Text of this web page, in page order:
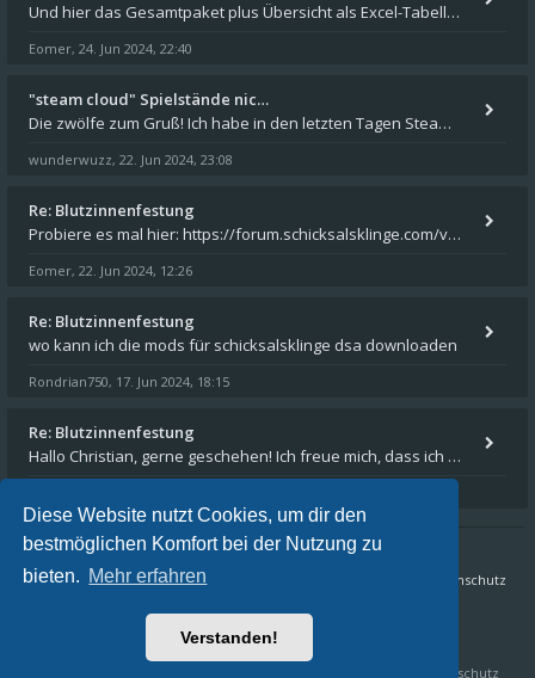
Diese Website nutzt Cookies, um dir den
bestmöglichen Komfort bei der Nutzung zu
bieten. Mehr erfahren
Verstanden!
Und hier das Gesamtpaket plus Übersicht als Excel-Tabelle: https://forum.schicksalsklinge.com/viewtopic.php?f=239&t=156
Eomer, 24. Jun 2024, 22:40
"steam cloud" Spielstände nic…
Die zwölfe zum Gruß! Ich habe in den letzten Tagen Steam auf meinem Desktop PC mit Windows 11 installiert und über Steam
wunderwuzz, 22. Jun 2024, 23:08
Re: Blutzinnenfestung
Probiere es mal hier: https://forum.schicksalsklinge.com/viewtopic.php?f=239&t=15661
Eomer, 22. Jun 2024, 12:26
Re: Blutzinnenfestung
wo kann ich die mods für schicksalsklinge dsa downloaden
Rondrian750, 17. Jun 2024, 18:15
Re: Blutzinnenfestung
Hallo Christian, gerne geschehen! Ich freue mich, dass ich Dir weiterhelfen konnte - und das Forum weiter "lebt". Denn
Sternenschweif.com Nordlandtrilogie Forum Datenschutz
Alle Zeiten sindUTC+02:00
Aktuelle Zeit: 09. Aug 2026, 17:03
Datenschutz